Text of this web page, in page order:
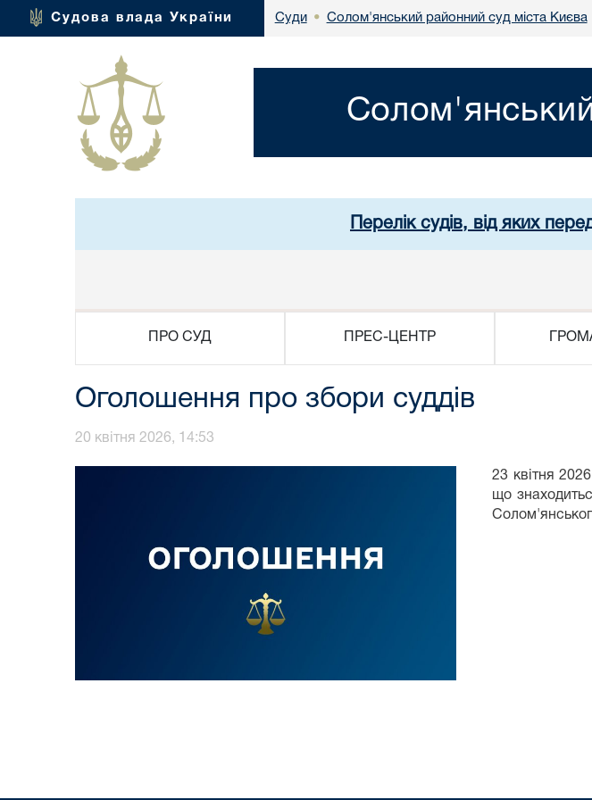
Судова влада України Суди • Солом'янський районний суд міста Києва
Перелік судів, від яких
ПРО СУД ПРЕС-ЦЕНТР
Оголошення про збори суддів
20 квітня 2026, 14:53
23 квітня
що